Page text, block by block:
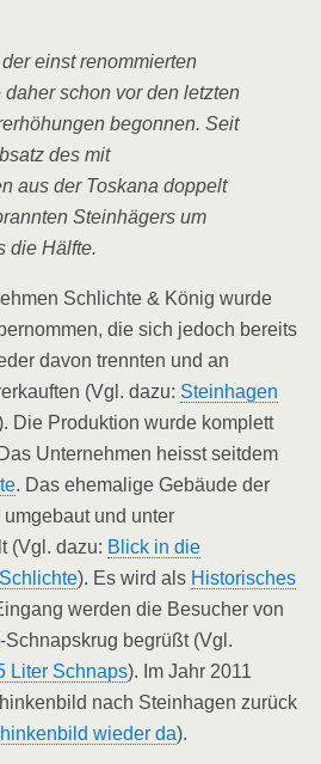
einst renommierten
schon vor den letzten
begonnen. Seit
des mit
aus der Toskana doppelt
Steinhägers um
die Hälfte.
Schlichte & König wurde
die sich jedoch bereits
davon trennten und an
(Vgl. dazu: Steinhagen
Die Produktion wurde komplett
Unternehmen heisst seitdem
. Das ehemalige Gebäude der
und unter
(Vgl. dazu: Blick in die
). Es wird als Historisches
werden die Besucher von
begrüßt (Vgl.
Liter Schnaps). Im Jahr 2011
nach Steinhagen zurück
wieder da).